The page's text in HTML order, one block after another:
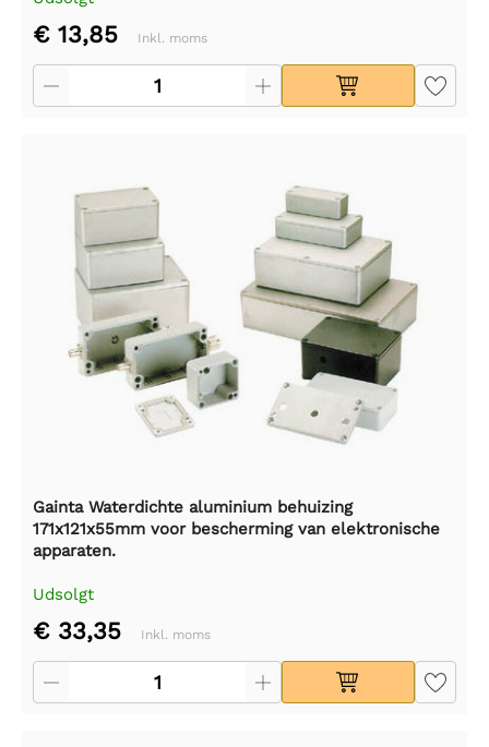
€ 13,85 Inkl. moms
Gainta Waterdichte aluminium behuizing
171x121x55mm voor bescherming van elektronische
apparaten.
Udsolgt
€ 33,35 Inkl. moms